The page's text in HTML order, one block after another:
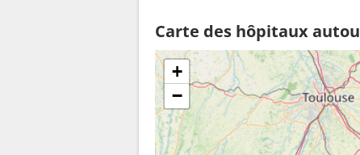
Carte des hôpitaux
+
−